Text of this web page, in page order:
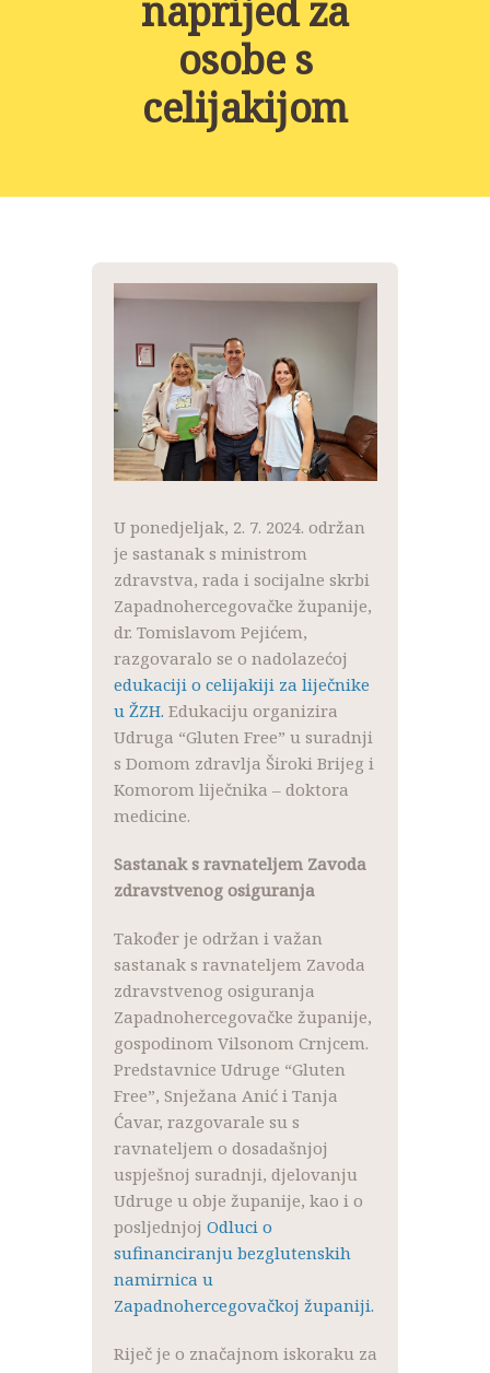
naprijed za
osobe s
celijakijom
NOVOSTI
PROJEKTI
U ponedjeljak, 2. 7. 2024. održan
je sastanak s ministrom
zdravstva, rada i socijalne skrbi
Zapadnohercegovačke županije,
dr. Tomislavom Pejićem,
razgovaralo se o nadolazećoj
edukaciji o celijakiji za liječnike
u ŽZH. Edukaciju organizira
Udruga “Gluten Free” u suradnji
s Domom zdravlja Široki Brijeg i
Komorom liječnika – doktora
medicine.
Sastanak s ravnateljem Zavoda
zdravstvenog osiguranja
Također je održan i važan
sastanak s ravnateljem Zavoda
zdravstvenog osiguranja
Zapadnohercegovačke županije,
gospodinom Vilsonom Crnjcem.
Predstavnice Udruge “Gluten
Free”, Snježana Anić i Tanja
Ćavar, razgovarale su s
ravnateljem o dosadašnjoj
uspješnoj suradnji, djelovanju
Udruge u obje županije, kao i o
posljednjoj Odluci o
sufinanciranju bezglutenskih
namirnica u
Zapadnohercegovačkoj županiji.
Riječ je o značajnom iskoraku za